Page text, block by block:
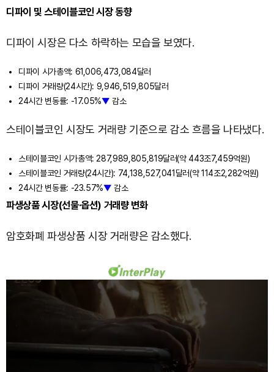
디파이 및 스테이블코인 시장 동향
디파이 시장은 다소 하락하는 모습을 보였다.
디파이 시가총액: 61,006,473,084달러
디파이 거래량(24시간): 9,946,519,805달러
24시간 변동률: -17.05%▼ 감소
스테이블코인 시장도 거래량 기준으로 감소 흐름을 나타냈다.
스테이블코인 시가총액: 287,989,805,819달러(약 443조7,459억원)
스테이블코인 거래량(24시간): 74,138,527,041달러(약 114조2,282억원)
24시간 변동률: -23.57%▼ 감소
파생상품 시장(선물·옵션) 거래량 변화
암호화폐 파생상품 시장 거래량은 감소했다.